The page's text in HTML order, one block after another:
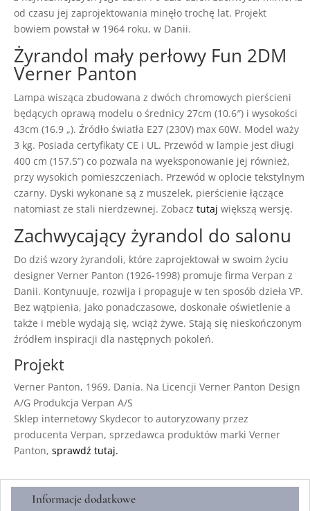
od czasu jej zaprojektowania minęło trochę lat. Projekt
bowiem powstał w 1964 roku, w Danii.
Żyrandol mały perłowy Fun 2DM
Verner Panton
Lampa wisząca zbudowana z dwóch chromowych pierścieni
będących oprawą modelu o średnicy 27cm (10.6″) i wysokości
43cm (16.9 „). Źródło światła E27 (230V) max 60W. Model waży
3 kg. Posiada certyfikaty CE i UL. Przewód w lampie jest długi
400 cm (157.5”) co pozwala na wyeksponowanie jej również,
przy wysokich pomieszczeniach. Przewód w oplocie tekstylnym
czarny. Dyski wykonane są z muszelek, pierścienie łączące
natomiast ze stali nierdzewnej. Zobacz tutaj większą wersję.
Zachwycający żyrandol do salonu
Do dziś wzory żyrandoli, które zaprojektował w swoim życiu
designer Verner Panton (1926-1998) promuje firma Verpan z
Danii. Kontynuuje, rozwija i propaguje w ten sposób dzieła VP.
Bez wątpienia, jako ponadczasowe, doskonałe oświetlenie a
także i meble wydają się, wciąż żywe. Stają się nieskończonym
źródłem inspiracji dla następnych pokoleń.
Projekt
Verner Panton, 1969, Dania. Na Licencji Verner Panton Design
A/G Produkcja Verpan A/S
Sklep internetowy Skydecor to autoryzowany przez
producenta Verpan, sprzedawca produktów marki Verner
Panton, sprawdź tutaj.
Informacje dodatkowe